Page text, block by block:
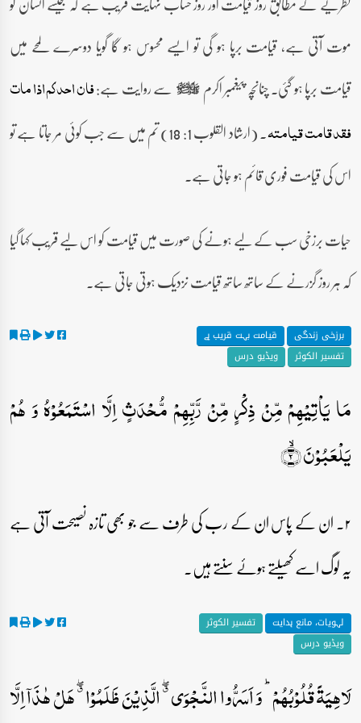
موت آتی ہے، قیامت برپا ہو گی تو ایسے محسوس ہو گا گویا دوسرے لمحے میں
قیامت برپا ہو گئی۔ چنانچہ پیغمبر اکرم صلى‌الله‌عليه‌وآله‌وسلم سے روایت ہے:فان احدکم اذا مات
فقد قامت قیامتہ
۔ (ارشاد القلوب 1: 18) تم میں سے جب کوئی مر جاتا ہے تو
اس کی قیامت فوری قائم ہو جاتی ہے۔
حیات برزخی سب کے لیے ہونے کی صورت میں قیامت کو اس لیے قریب کہا گیا
کہ ہر روز گزرنے کے ساتھ ساتھ قیامت نزدیک ہوتی جاتی ہے۔
برزخی زندگی
قیامت بہت قریب ہے
تفسیر الکوثر
ویڈیو درس
مَا یَاۡتِیۡہِمۡ مِّنۡ ذِکۡرٍ مِّنۡ رَّبِّہِمۡ مُّحۡدَثٍ اِلَّا اسۡتَمَعُوۡہُ وَ ہُمۡ
یَلۡعَبُوۡنَ ۙ﴿۲﴾
۲۔ ان کے پاس ان کے رب کی طرف سے جو بھی تازہ نصیحت آتی ہے
یہ لوگ اسے کھیلتے ہوئے سنتے ہیں۔
لہویات، مانع ہدایت
تفسیر الکوثر
ویڈیو درس
لَاہِیَۃً قُلُوۡبُہُمۡ ؕ وَ اَسَرُّوا النَّجۡوَی ٭ۖ الَّذِیۡنَ ظَلَمُوۡا ٭ۖ ہَلۡ ہٰذَاۤ اِلَّا